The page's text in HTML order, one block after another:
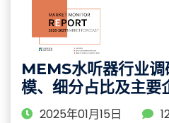
MEMS水听器行业
模、细分占比及主要
2025年01月15日